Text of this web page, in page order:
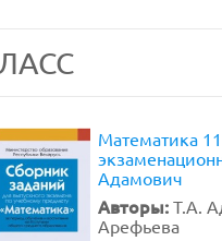
Математика
Адамович
Авторы: Т.А.
Арефьева